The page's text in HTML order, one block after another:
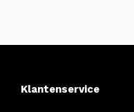
Klantenservice